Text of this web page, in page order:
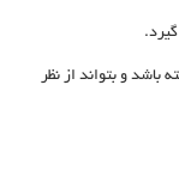
باشد و بتواند از نظر